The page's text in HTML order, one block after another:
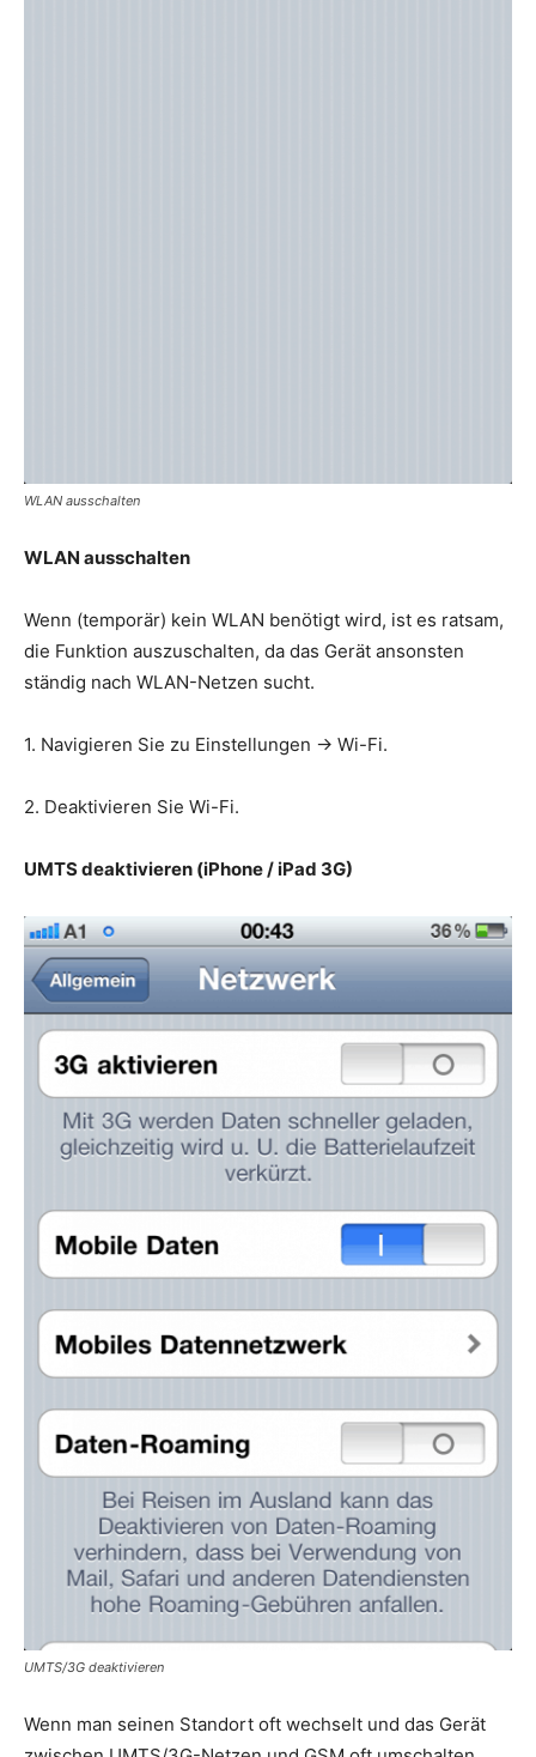
WLAN ausschalten
WLAN ausschalten
Wenn (temporär) kein WLAN benötigt wird, ist es ratsam,
die Funktion auszuschalten, da das Gerät ansonsten
ständig nach WLAN-Netzen sucht.
1. Navigieren Sie zu Einstellungen -> Wi-Fi.
2. Deaktivieren Sie Wi-Fi.
UMTS deaktivieren (iPhone / iPad 3G)
UMTS/3G deaktivieren
Wenn man seinen Standort oft wechselt und das Gerät